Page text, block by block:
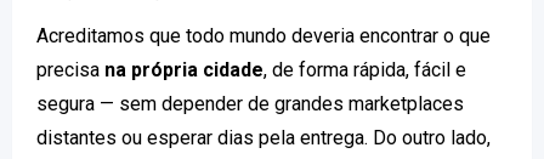
Acreditamos que todo mundo deveria encontrar o que
precisa na própria cidade, de forma rápida, fácil e
segura — sem depender de grandes marketplaces
distantes ou esperar dias pela entrega. Do outro lado,